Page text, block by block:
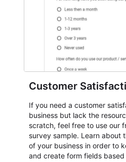
Customer
If you need a customer
business but lack the
scratch, feel free to use our
survey sample. Learn about
of your business in order to
and create form fields